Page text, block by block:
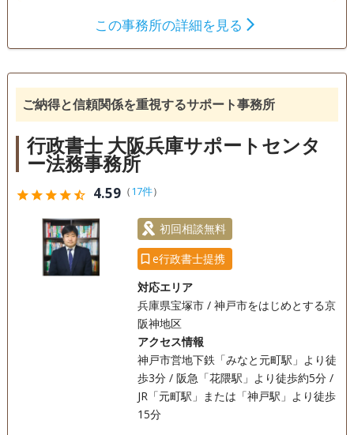
遺産分割
相続人調査
電話相談可 訪問可 土日相談可 初回相談無料
事務所面談可
この事務所の詳細を見る
ご納得と信頼関係を重視するサポート事務所
行政書士 大阪兵庫サポートセンタ
ー法務事務所
starstarstarstarstar_half 4.59（17件）
初回相談無料
e行政書士提携
対応エリア
兵庫県宝塚市 / 神戸市をはじめとする京
阪神地区
アクセス情報
神戸市営地下鉄「みなと元町駅」より徒
歩3分 / 阪急「花隈駅」より徒歩約5分 /
JR「元町駅」または「神戸駅」より徒歩
15分